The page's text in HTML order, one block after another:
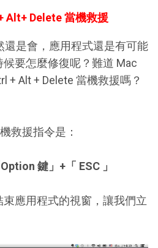
Alt+ Delete 當機救援
還是會，應用程式還是有可能
要怎麼修復呢？難道 Mac
+ Alt + Delete 當機救援嗎？
救援指令是：
鍵」+「 ESC 」
應用程式的視窗，讓我們立